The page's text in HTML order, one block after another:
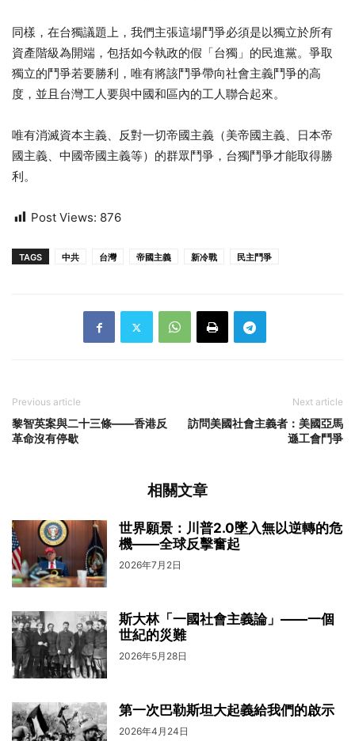
同樣，在台獨議題上，我們主張這場鬥爭必須是以獨立於所有
資產階級為開端，包括如今執政的假「台獨」的民進黨。爭取
獨立的鬥爭若要勝利，唯有將該鬥爭帶向社會主義鬥爭的高
度，並且台灣工人要與中國和區內的工人聯合起來。
唯有消滅資本主義、反對一切帝國主義（美帝國主義、日本帝
國主義、中國帝國主義等）的群眾鬥爭，台獨鬥爭才能取得勝
利。
Post Views: 876
TAGS 中共 台灣 帝國主義 新冷戰 民主鬥爭
Previous article
黎智英案與二十三條——香港反
革命沒有停歇
Next article
訪問美國社會主義者：美國亞馬
遜工會鬥爭
相關文章
世界願景：川普2.0墜入無以逆轉的危
機——全球反擊奮起
2026年7月2日
斯大林「一國社會主義論」——一個
世紀的災難
2026年5月28日
第一次巴勒斯坦大起義給我們的啟示
2026年4月24日